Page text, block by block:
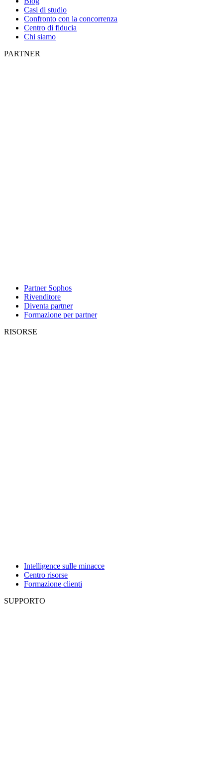
Casi di studio
Confronto con la concorrenza
Centro di fiducia
Chi siamo
PARTNER
Partner Sophos
Rivenditore
Diventa partner
Formazione per partner
RISORSE
Intelligence sulle minacce
Centro risorse
Formazione clienti
SUPPORTO